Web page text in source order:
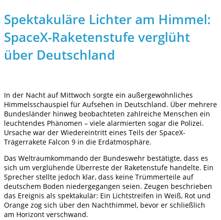
Spektakuläre Lichter am Himmel:
SpaceX-Raketenstufe verglüht
über Deutschland
In der Nacht auf Mittwoch sorgte ein außergewöhnliches
Himmelsschauspiel für Aufsehen in Deutschland. Über mehrere
Bundesländer hinweg beobachteten zahlreiche Menschen ein
leuchtendes Phänomen – viele alarmierten sogar die Polizei.
Ursache war der Wiedereintritt eines Teils der SpaceX-
Trägerrakete Falcon 9 in die Erdatmosphäre.
Das Weltraumkommando der Bundeswehr bestätigte, dass es
sich um verglühende Überreste der Raketenstufe handelte. Ein
Sprecher stellte jedoch klar, dass keine Trümmerteile auf
deutschem Boden niedergegangen seien. Zeugen beschrieben
das Ereignis als spektakulär: Ein Lichtstreifen in Weiß, Rot und
Orange zog sich über den Nachthimmel, bevor er schließlich
am Horizont verschwand.